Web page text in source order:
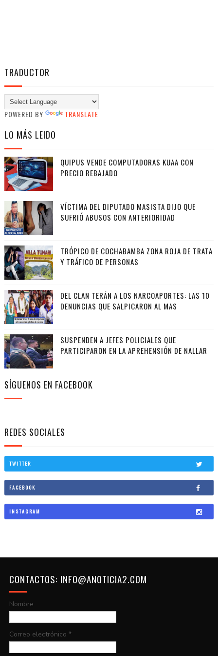
TRADUCTOR
POWERED BY TRANSLATE
LO MÁS LEIDO
QUIPUS VENDE COMPUTADORAS KUAA CON
PRECIO REBAJADO
VÍCTIMA DEL DIPUTADO MASISTA DIJO QUE
SUFRIÓ ABUSOS CON ANTERIORIDAD
TRÓPICO DE COCHABAMBA ZONA ROJA DE TRATA
Y TRÁFICO DE PERSONAS
DEL CLAN TERÁN A LOS NARCOAPORTES: LAS 10
DENUNCIAS QUE SALPICARON AL MAS
SUSPENDEN A JEFES POLICIALES QUE
PARTICIPARON EN LA APREHENSIÓN DE NALLAR
SÍGUENOS EN FACEBOOK
REDES SOCIALES
TWITTER
FACEBOOK
INSTAGRAM
CONTACTOS: INFO@ANOTICIA2.COM
Nombre
Correo electrónico *